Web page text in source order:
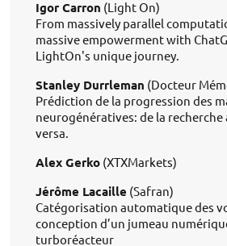
Igor Carron (Light On)
From massively parallel
massive empowerment with
LightOn's unique journey.
Stanley Durrleman (Docteur
Prédiction de la progression des
neurogénératives: de la recherche
versa.
Alex Gerko (XTXMarkets)
Jérôme Lacaille (Safran)
Catégorisation automatique des
conception d’un jumeau
turboréacteur